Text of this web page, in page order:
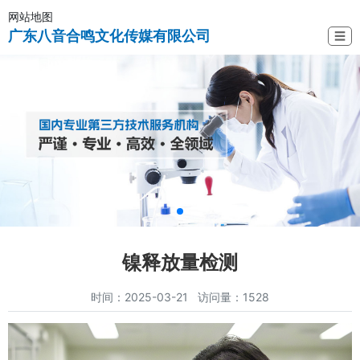
网站地图
广东八音合鸣文化传媒有限公司 ☰
镍释放量检测
时间：2025-03-21 访问量：1528